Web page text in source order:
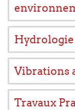
Hydrologie
Vibrations
Travaux